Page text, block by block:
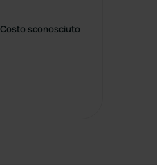
Costo sconosciuto